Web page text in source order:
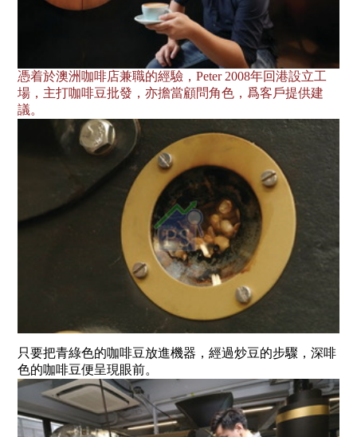
憑着於澳洲咖啡店兼職的經驗，Peter 2008年回港設立工
場，主打咖啡豆批發，亦擔當顧問角色，爲客戶提供建
議。
只要把青綠色的咖啡豆放進機器，經過炒豆的步驟，深啡
色的咖啡豆便呈現眼前。